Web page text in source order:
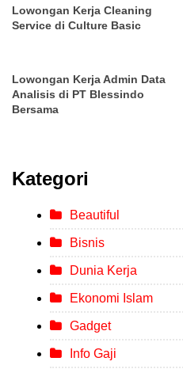
Lowongan Kerja Cleaning
Service di Culture Basic
Lowongan Kerja Admin Data
Analisis di PT Blessindo
Bersama
Kategori
Beautiful
Bisnis
Dunia Kerja
Ekonomi Islam
Gadget
Info Gaji